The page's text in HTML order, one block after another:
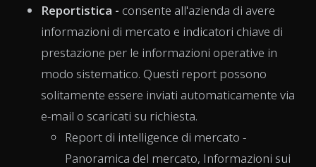
Reportistica - consente all'azienda di avere
informazioni di mercato e indicatori chiave di
prestazione per le informazioni operative in
modo sistematico. Questi report possono
solitamente essere inviati automaticamente via
e-mail o scaricati su richiesta.
Report di intelligence di mercato -
Panoramica del mercato, Informazioni sui